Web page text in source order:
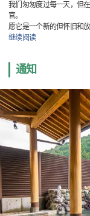
我们匆匆度过每一天，但
官。
愿它是一个新的但怀旧和
继续阅读
通知